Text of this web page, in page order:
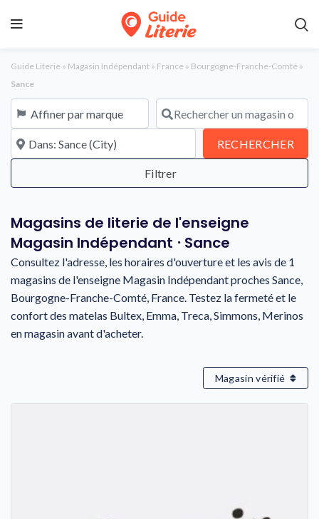
Guide Literie » Magasin Indépendant » France » Bourgogne-Franche-Comté »
Sance
Affiner par marque Rechercher un magasin ou une
À proximité de RECHERCHER
Magasins de literie de l'enseigne
Magasin Indépendant ⋅ Sance
Consultez l'adresse, les horaires d'ouverture et les avis de 1
magasins de l'enseigne Magasin Indépendant proches Sance,
Bourgogne-Franche-Comté, France. Testez la fermeté et le
confort des matelas Bultex, Emma, Treca, Simmons, Merinos
en magasin avant d'acheter.
Magasin vérifié